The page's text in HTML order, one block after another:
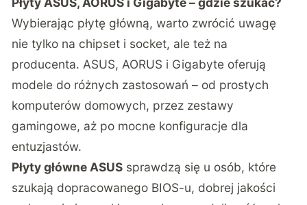
Wybierając płytę główną, warto zwrócić uwagę
nie tylko na chipset i socket, ale też na
producenta. ASUS, AORUS i Gigabyte oferują
modele do różnych zastosowań – od prostych
komputerów domowych, przez zestawy
gamingowe, aż po mocne konfiguracje dla
entuzjastów.
Płyty główne ASUS sprawdzą się u osób, które
szukają dopracowanego BIOS-u, dobrej jakości